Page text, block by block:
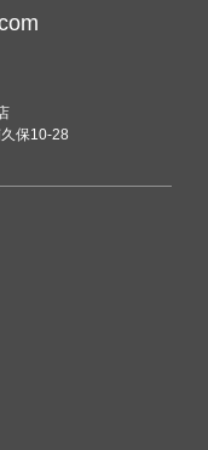
保10-28